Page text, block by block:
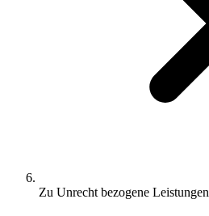
Zu Unrecht bezogene Leistungen